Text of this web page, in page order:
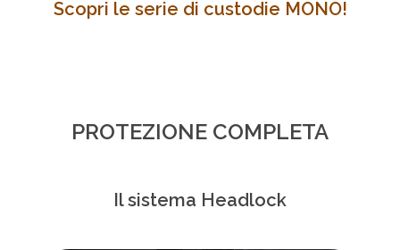
Scopri le serie di custodie MONO!
PROTEZIONE COMPLETA
Il sistema Headlock